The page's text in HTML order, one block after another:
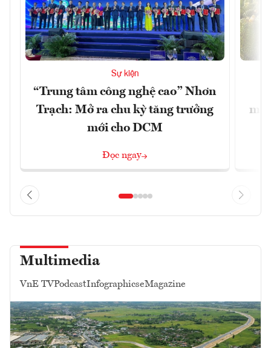
Sự kiện
“Trung tâm công nghệ cao” Nhơn
Trạch: Mở ra chu kỳ tăng trưởng
mới cho DCM
Đọc ngay
Multimedia
VnE TVPodcastInfographicseMagazine